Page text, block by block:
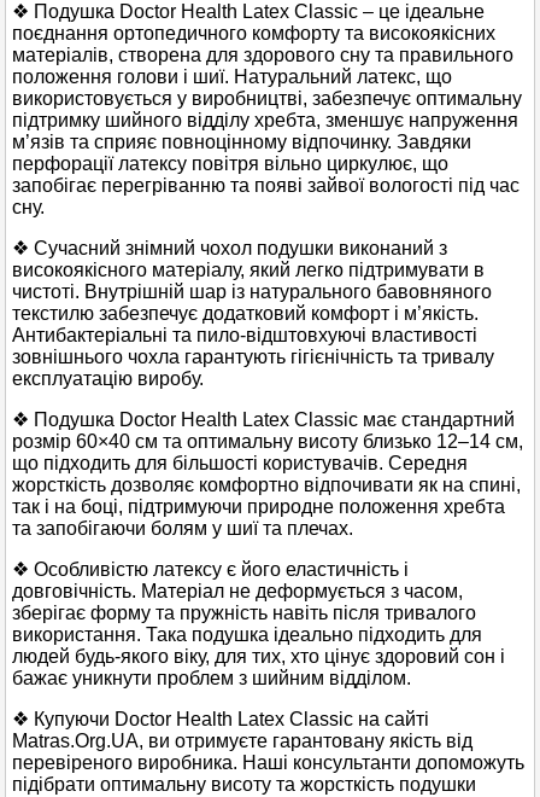
❖ Подушка Doctor Health Latex Classic – це ідеальне
поєднання ортопедичного комфорту та високоякісних
матеріалів, створена для здорового сну та правильного
положення голови і шиї. Натуральний латекс, що
використовується у виробництві, забезпечує оптимальну
підтримку шийного відділу хребта, зменшує напруження
м’язів та сприяє повноцінному відпочинку. Завдяки
перфорації латексу повітря вільно циркулює, що
запобігає перегріванню та появі зайвої вологості під час
сну.
❖ Сучасний знімний чохол подушки виконаний з
високоякісного матеріалу, який легко підтримувати в
чистоті. Внутрішній шар із натурального бавовняного
текстилю забезпечує додатковий комфорт і м’якість.
Антибактеріальні та пило-відштовхуючі властивості
зовнішнього чохла гарантують гігієнічність та тривалу
експлуатацію виробу.
❖ Подушка Doctor Health Latex Classic має стандартний
розмір 60×40 см та оптимальну висоту близько 12–14 см,
що підходить для більшості користувачів. Середня
жорсткість дозволяє комфортно відпочивати як на спині,
так і на боці, підтримуючи природне положення хребта
та запобігаючи болям у шиї та плечах.
❖ Особливістю латексу є його еластичність і
довговічність. Матеріал не деформується з часом,
зберігає форму та пружність навіть після тривалого
використання. Така подушка ідеально підходить для
людей будь-якого віку, для тих, хто цінує здоровий сон і
бажає уникнути проблем з шийним відділом.
❖ Купуючи Doctor Health Latex Classic на сайті
Matras.Org.UA, ви отримуєте гарантовану якість від
перевіреного виробника. Наші консультанти допоможуть
підібрати оптимальну висоту та жорсткість подушки